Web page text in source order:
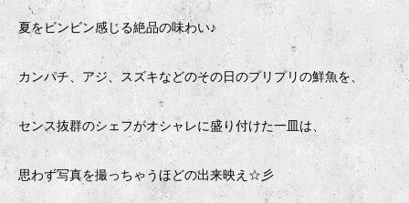
夏をビンビン感じる絶品の味わい♪
カンパチ、アジ、スズキなどのその日のプリプリの鮮魚を、
センス抜群のシェフがオシャレに盛り付けた一皿は、
思わず写真を撮っちゃうほどの出来映え☆彡